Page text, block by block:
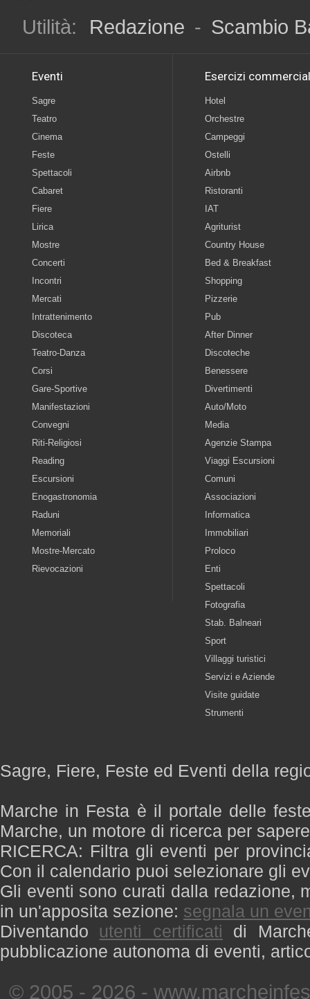
Utilità:
Redazione - Scambio
Eventi
Sagre
Teatro
Cinema
Feste
Spettacoli
Cabaret
Fiere
Lirica
Mostre
Concerti
Incontri
Mercati
Intrattenimento
Discoteca
Teatro-Danza
Corsi
Gare-Sportive
Manifestazioni
Convegni
Riti-Religiosi
Reading
Escursioni
Enogastronomia
Raduni
Memoriali
Mostre-Mercato
Rievocazioni
Esercizi
Hotel
Orchestre
Campeggi
Ostelli
Airbnb
Ristoranti
IAT
Agriturist
Country House
Bed & Breakfast
Shopping
Pizzerie
Pub
After Dinner
Discoteche
Benessere
Divertimenti
Auto/Moto
Media
Agenzie Stampa
Viaggi Escursioni
Comuni
Associazioni
Informatica
Immobiliari
Proloco
Enti
Spettacoli
Fotografia
Stab. Balneari
Sport
Villaggi turistici
Servizi e Aziende
Visite guidate
Strumenti
Sagre, Fiere, Feste ed Eventi della
Marche in Festa è il portale delle
Marche, un motore di ricerca per
RICERCA: Filtra gli eventi per
Con il calendario puoi selezionare gli
Gli eventi sono curati dalla redazione,
in un'apposita sezione: segnala un
Diventando utenti certificati di
pubblicazione autonoma di eventi,
© 2005 - 2026 -